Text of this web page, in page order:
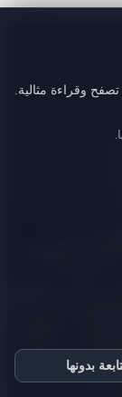
وقراءة مثالية.
بدونها